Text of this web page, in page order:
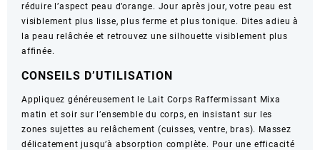
et
Tonifie
la
Peau
7
Jours
réduire l’aspect peau d’orange. Jour après jour, votre peau est
visiblement plus lisse, plus ferme et plus tonique. Dites adieu à
la peau relâchée et retrouvez une silhouette visiblement plus
affinée.
CONSEILS D’UTILISATION
Appliquez généreusement le Lait Corps Raffermissant Mixa
matin et soir sur l’ensemble du corps, en insistant sur les
zones sujettes au relâchement (cuisses, ventre, bras). Massez
délicatement jusqu’à absorption complète. Pour une efficacité